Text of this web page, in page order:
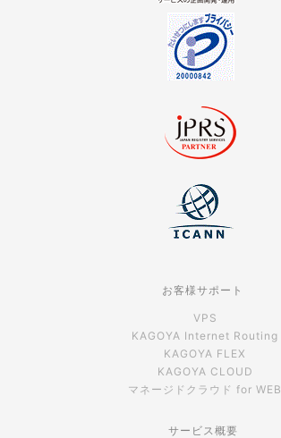
お客様サポート
VPS
KAGOYA Internet Routing
KAGOYA FLEX
KAGOYA CLOUD
マネージドクラウド for WEB
サービス概要